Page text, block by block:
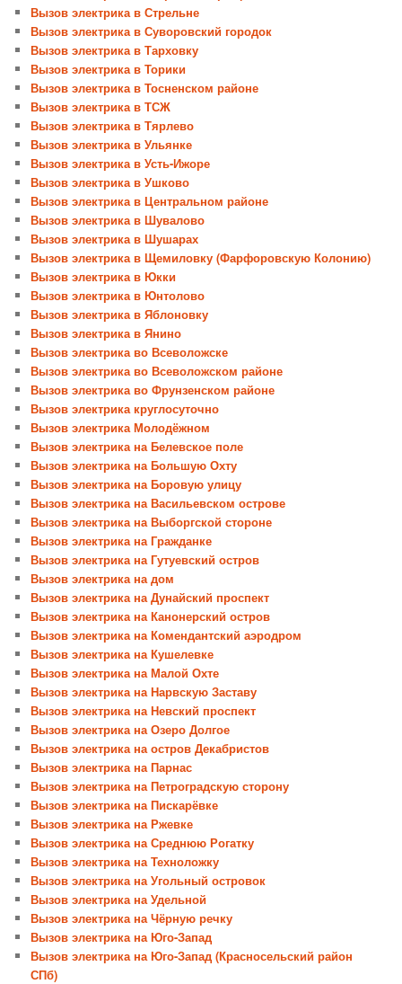
Вызов электрика в Стрельне
Вызов электрика в Суворовский городок
Вызов электрика в Тарховку
Вызов электрика в Торики
Вызов электрика в Тосненском районе
Вызов электрика в ТСЖ
Вызов электрика в Тярлево
Вызов электрика в Ульянке
Вызов электрика в Усть-Ижоре
Вызов электрика в Ушково
Вызов электрика в Центральном районе
Вызов электрика в Шувалово
Вызов электрика в Шушарах
Вызов электрика в Щемиловку (Фарфоровскую Колонию)
Вызов электрика в Юкки
Вызов электрика в Юнтолово
Вызов электрика в Яблоновку
Вызов электрика в Янино
Вызов электрика во Всеволожске
Вызов электрика во Всеволожском районе
Вызов электрика во Фрунзенском районе
Вызов электрика круглосуточно
Вызов электрика Молодёжном
Вызов электрика на Белевское поле
Вызов электрика на Большую Охту
Вызов электрика на Боровую улицу
Вызов электрика на Васильевском острове
Вызов электрика на Выборгской стороне
Вызов электрика на Гражданке
Вызов электрика на Гутуевский остров
Вызов электрика на дом
Вызов электрика на Дунайский проспект
Вызов электрика на Канонерский остров
Вызов электрика на Комендантский аэродром
Вызов электрика на Кушелевке
Вызов электрика на Малой Охте
Вызов электрика на Нарвскую Заставу
Вызов электрика на Невский проспект
Вызов электрика на Озеро Долгое
Вызов электрика на остров Декабристов
Вызов электрика на Парнас
Вызов электрика на Петроградскую сторону
Вызов электрика на Пискарёвке
Вызов электрика на Ржевке
Вызов электрика на Среднюю Рогатку
Вызов электрика на Техноложку
Вызов электрика на Угольный островок
Вызов электрика на Удельной
Вызов электрика на Чёрную речку
Вызов электрика на Юго-Запад
Вызов электрика на Юго-Запад (Красносельский район
СПб)